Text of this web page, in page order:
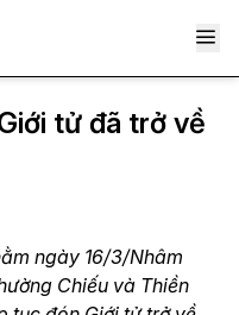
tử đã trở về
ngày 16/3/Nhâm
Chiếu và Thiền